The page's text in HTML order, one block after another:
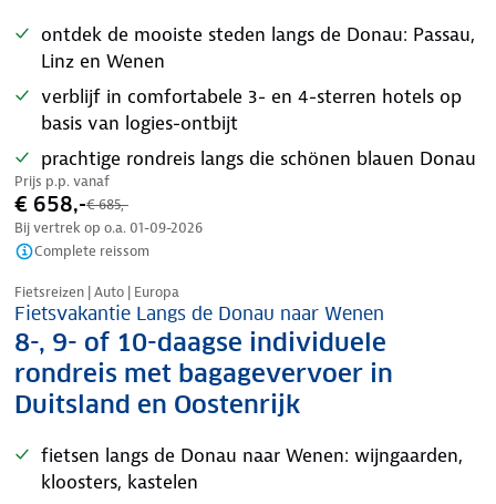
ontdek de mooiste steden langs de Donau: Passau,
Linz en Wenen
verblijf in comfortabele 3- en 4-sterren hotels op
basis van logies-ontbijt
prachtige rondreis langs die schönen blauen Donau
Prijs p.p. vanaf
€ 658,-€ 685,-
Bij vertrek op o.a. 01-09-2026
Complete reissom
Nazomer korting
Fietsreizen | Auto | Europa
Fietsvakantie Langs de Donau naar Wenen
8-, 9- of 10-daagse individuele
rondreis met bagagevervoer in
Duitsland en Oostenrijk
fietsen langs de Donau naar Wenen: wijngaarden,
kloosters, kastelen